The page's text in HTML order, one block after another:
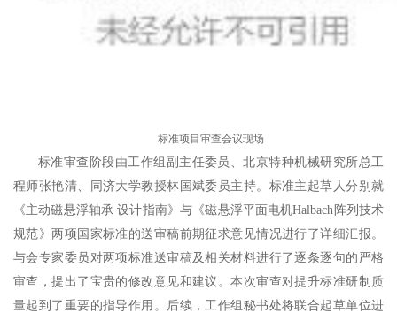
标准项目审查会议现场
标准审查阶段由工作组副主任委员、北京特种机械研究所总工
程师张艳清、同济大学教授林国斌委员主持。标准主起草人分别就
《主动磁悬浮轴承 设计指南》与《磁悬浮平面电机Halbach阵列技术
规范》两项国家标准的送审稿前期征求意见情况进行了详细汇报。
与会专家委员对两项标准送审稿及相关材料进行了逐条逐句的严格
审查，提出了宝贵的修改意见和建议。本次审查对提升标准研制质
量起到了重要的指导作用。后续，工作组秘书处将联合起草单位进